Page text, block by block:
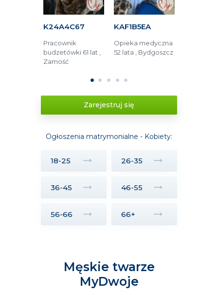
K24A4C67
Pracownik
budzetówki 61 lat ,
Zamość
KAF1B5EA
Opieka medyczna
52 lata , Bydgoszcz
1 2 3 4 5
Zarejestruj się
Ogłoszenia matrymonialne - Kobiety:
18-25 26-35
36-45 46-55
56-66 66+
Męskie twarze
MyDwoje